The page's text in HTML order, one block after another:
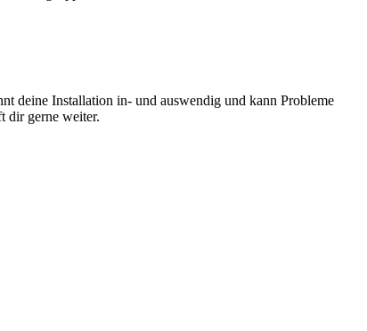
deine Installation in- und auswendig und kann Probleme
dir gerne weiter.